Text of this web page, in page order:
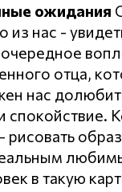
ожидания
из нас -
очередное
отца,
нас
спокойствие.
рисовать
в такую